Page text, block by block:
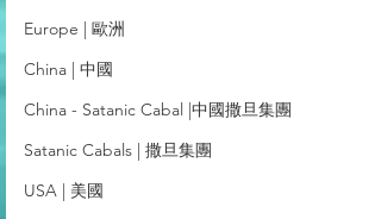
Europe | 歐洲
China | 中國
China - Satanic Cabal |中國撒旦集團
Satanic Cabals | 撒旦集團
USA | 美國